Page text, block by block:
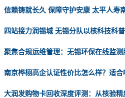
信赖铸就长久 保障守护安康 太平人寿
四站接力润锡城 无锡分队以核科技科
聚焦合规运维管理：无锡环保在线监
南京桦栩高企认证性价比怎么样？适合
大润发购物卡回收深度评测：从核验